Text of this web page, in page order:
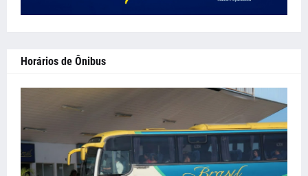
Horários de Ônibus